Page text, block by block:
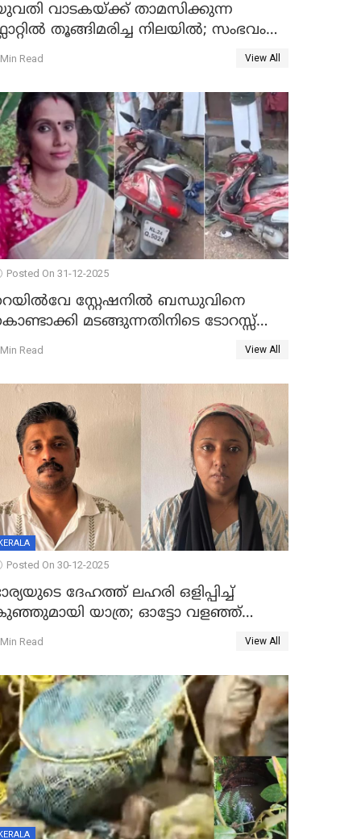
വാടകയ്ക്ക് താമസിക്കുന്ന
തൂങ്ങിമരിച്ച നിലയില്‍; സംഭവം
Read View All
Posted On 31-12-2025
സ്റ്റേഷനിൽ ബന്ധുവിനെ
മടങ്ങുന്നതിനിടെ ടോറസ്സ്
സ്കൂട്ടറിൽ ഇടിച്ചു : യുവതിക്ക്
Read View All
KERALA
Posted On 30-12-2025
ദേഹത്ത് ലഹരി ഒളിപ്പിച്ച്
യാത്ര; ഓട്ടോ വളഞ്ഞ്
പിടികൂടി പൊലീസ്
Read View All
KERALA